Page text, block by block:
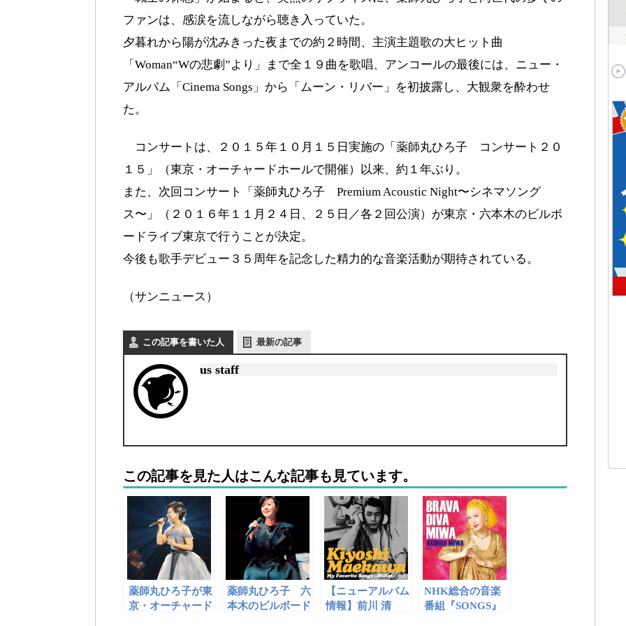
ファンは、感涙を流しながら聴き入っていた。
夕暮れから陽が沈みきった夜までの約２時間、主演主題歌の大ヒット曲
「Woman“Wの悲劇”より」まで全１９曲を歌唱、アンコールの最後には、ニュー・
アルバム「Cinema Songs」から「ムーン・リバー」を初披露し、大観衆を酔わせ
た。
コンサートは、２０１５年１０月１５日実施の「薬師丸ひろ子 コンサート２０
１５」（東京・オーチャードホールで開催）以来、約１年ぶり。
また、次回コンサート「薬師丸ひろ子 Premium Acoustic Night〜シネマソング
ス〜」（２０１６年１１月２４日、２５日／各２回公演）が東京・六本木のビルボ
ードライブ東京で行うことが決定。
今後も歌手デビュー３５周年を記念した精力的な音楽活動が期待されている。
（サンニュース）
この記事を書いた人 最新の記事
us staff
この記事を見た人はこんな記事も見ています。
薬師丸ひろ子が東
京・オーチャード
薬師丸ひろ子 六
本木のビルボード
【ニューアルバム
情報】前川 清
NHK総合の音楽
番組『SONGS』